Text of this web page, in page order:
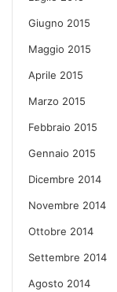
Giugno 2015
Maggio 2015
Aprile 2015
Marzo 2015
Febbraio 2015
Gennaio 2015
Dicembre 2014
Novembre 2014
Ottobre 2014
Settembre 2014
Agosto 2014